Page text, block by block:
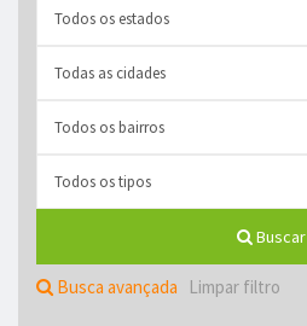
Buscar
Busca avançada Limpar filtro
GRÁTIS